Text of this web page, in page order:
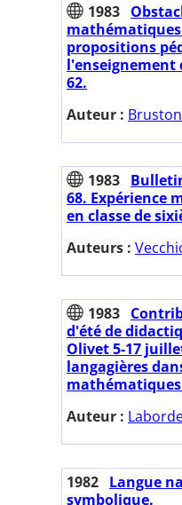
1983
propositions
l'enseignement
62.
Auteur :
1983
68. Expérience
en classe de
Auteurs :
1983
d'été de
Olivet 5-17
langagières
Auteur :
1982 Langue
symbolique.